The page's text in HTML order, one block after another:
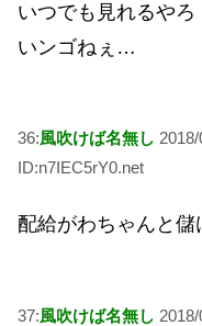
いつでも見れるや
いンゴねぇ…
36:風吹けば名無し
ID:n7IEC5rY0.net
配給がわちゃんと儲
37:風吹けば名無し